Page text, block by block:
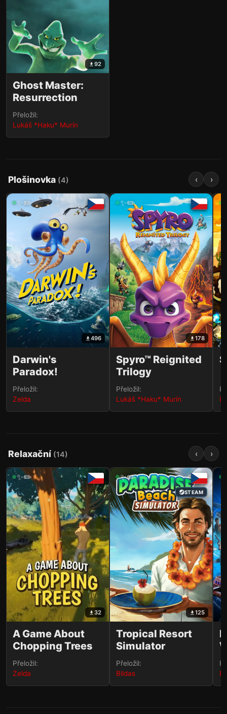
92
Ghost Master:
Resurrection
Přeložil:
Lukáš *Haku* Murín
Plošinovka (4) ‹ ›
✨✏️
496
Darwin's
Paradox!
Přeložil:
Zelda
✨✏️
178
Spyro™ Reignited
Trilogy
Přeložil:
Lukáš *Haku* Murín
Relaxační (14) ‹ ›
✨✏️
32
A Game About
Chopping Trees
Přeložil:
Zelda
✨✏️
STEAM
125
Tropical Resort
Simulator
Přeložil:
Bildas